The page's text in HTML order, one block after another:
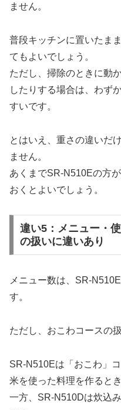
ません。
普段キッチンに置いたま
てもよいでしょう。
ただし、掃除のときに動
したりする場合は、わず
すいです。
とはいえ、重さの違いだ
ません。
あくまでSR-N510Eの方
おくとよいでしょう。
違い5：メニュー・
の扱いに違いあり
メニュー数は、SR-
す。
ただし、おこわコースの
SR-N510Eは「おこわ」
米を使った料理を作ると
一方、SR-N510Dは炊込